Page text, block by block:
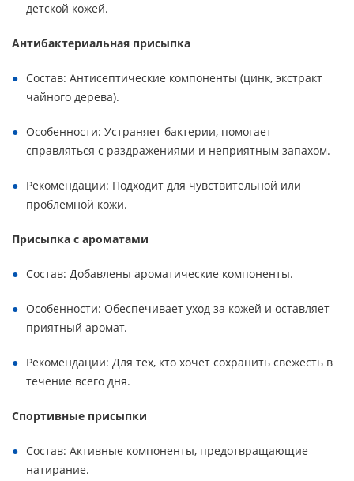
детской кожей.
Антибактериальная присыпка
Состав: Антисептические компоненты (цинк, экстракт
чайного дерева).
Особенности: Устраняет бактерии, помогает
справляться с раздражениями и неприятным запахом.
Рекомендации: Подходит для чувствительной или
проблемной кожи.
Присыпка с ароматами
Состав: Добавлены ароматические компоненты.
Особенности: Обеспечивает уход за кожей и оставляет
приятный аромат.
Рекомендации: Для тех, кто хочет сохранить свежесть в
течение всего дня.
Спортивные присыпки
Состав: Активные компоненты, предотвращающие
натирание.